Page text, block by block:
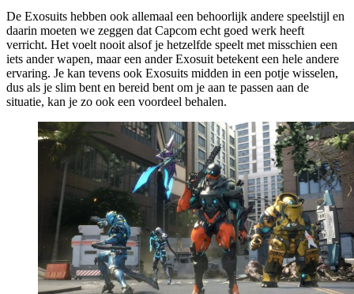
De Exosuits hebben ook allemaal een behoorlijk andere speelstijl en
daarin moeten we zeggen dat Capcom echt goed werk heeft
verricht. Het voelt nooit alsof je hetzelfde speelt met misschien een
iets ander wapen, maar een ander Exosuit betekent een hele andere
ervaring. Je kan tevens ook Exosuits midden in een potje wisselen,
dus als je slim bent en bereid bent om je aan te passen aan de
situatie, kan je zo ook een voordeel behalen.